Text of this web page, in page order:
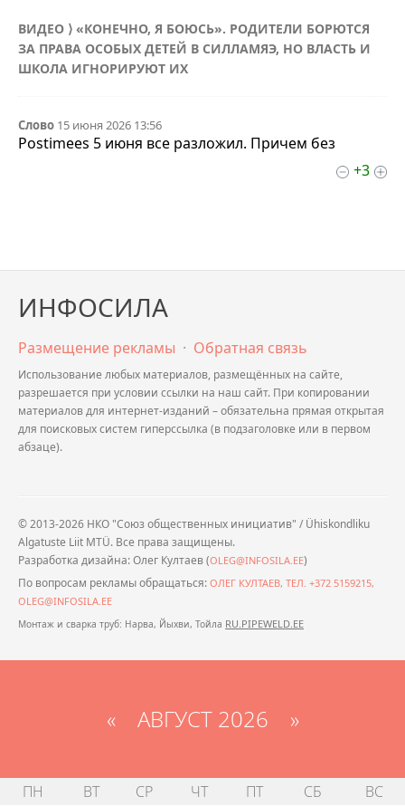
ВИДЕО ⟩ «КОНЕЧНО, Я БОЮСЬ». РОДИТЕЛИ БОРЮТСЯ
ЗА ПРАВА ОСОБЫХ ДЕТЕЙ В СИЛЛАМЯЭ, НО ВЛАСТЬ И
ШКОЛА ИГНОРИРУЮТ ИХ
Слово 15 июня 2026 13:56
Postimees 5 июня все разложил. Причем без
+3
ИНФОСИЛА
Размещение рекламы · Обратная связь
Использование любых материалов, размещённых на сайте,
разрешается при условии ссылки на наш сайт. При копировании
материалов для интернет-изданий – обязательна прямая открытая
для поисковых систем гиперссылка (в подзаголовке или в первом
абзаце).
© 2013-2026 НКО "Союз общественных инициатив" / Ühiskondliku
Algatuste Liit MTÜ. Все права защищены.
Разработка дизайна: Олег Култаев (OLEG@INFOSILA.EE)
По вопросам рекламы обращаться: ОЛЕГ КУЛТАЕВ, ТЕЛ. +372 5159215,
OLEG@INFOSILA.EE
Монтаж и сварка труб: Нарва, Йыхви, Тойла RU.PIPEWELD.EE
«АВГУСТ 2026 »
ПН ВТ СР ЧТ ПТ СБ ВС